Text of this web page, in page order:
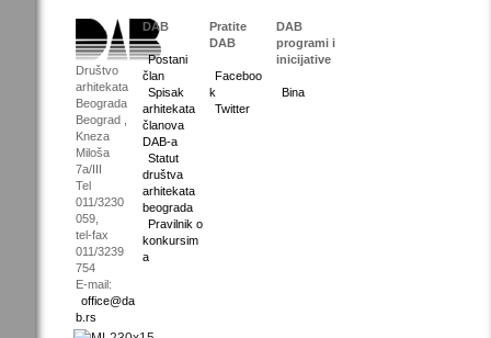
Društvo
arhitekata
Beograda
Beograd ,
Kneza
Miloša
7a/III
Tel
011/3230
059,
tel-fax
011/3239
754
E-mail:
office@da
b.rs
DAB
Postani
član
Spisak
arhitekata
članova
DAB-a
Statut
društva
arhitekata
beograda
Pravilnik o
konkursim
a
Pratite
DAB
Faceboo
k
Twitter
DAB
programi i
inicijative
Bina